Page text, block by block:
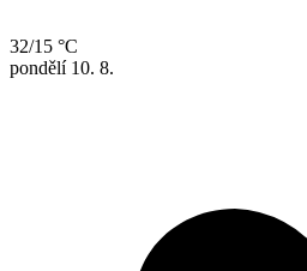
32/15 °C
pondělí 10. 8.